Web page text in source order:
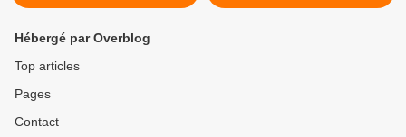
Hébergé par Overblog
Top articles
Pages
Contact